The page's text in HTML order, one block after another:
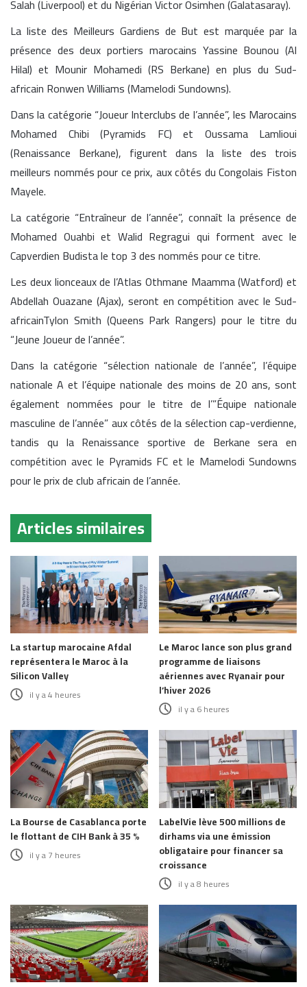
Salah (Liverpool) et du Nigérian Victor Osimhen (Galatasaray).
La liste des Meilleurs Gardiens de But est marquée par la
présence des deux portiers marocains Yassine Bounou (Al
Hilal) et Mounir Mohamedi (RS Berkane) en plus du Sud-
africain Ronwen Williams (Mamelodi Sundowns).
Dans la catégorie “Joueur Interclubs de l’année”, les Marocains
Mohamed Chibi (Pyramids FC) et Oussama Lamlioui
(Renaissance Berkane), figurent dans la liste des trois
meilleurs nommés pour ce prix, aux côtés du Congolais Fiston
Mayele.
La catégorie “Entraîneur de l’année”, connaît la présence de
Mohamed Ouahbi et Walid Regragui qui forment avec le
Capverdien Budista le top 3 des nommés pour ce titre.
Les deux lionceaux de l’Atlas Othmane Maamma (Watford) et
Abdellah Ouazane (Ajax), seront en compétition avec le Sud-
africainTylon Smith (Queens Park Rangers) pour le titre du
“Jeune Joueur de l’année”.
Dans la catégorie “sélection nationale de l’année”, l’équipe
nationale A et l’équipe nationale des moins de 20 ans, sont
également nommées pour le titre de l’”Équipe nationale
masculine de l’année” aux côtés de la sélection cap-verdienne,
tandis qu la Renaissance sportive de Berkane sera en
compétition avec le Pyramids FC et le Mamelodi Sundowns
pour le prix de club africain de l’année.
Articles similaires
La startup marocaine Afdal
représentera le Maroc à la
Silicon Valley
il y a 4 heures
Le Maroc lance son plus grand
programme de liaisons
aériennes avec Ryanair pour
l’hiver 2026
il y a 6 heures
La Bourse de Casablanca porte
le flottant de CIH Bank à 35 %
il y a 7 heures
LabelVie lève 500 millions de
dirhams via une émission
obligataire pour financer sa
croissance
il y a 8 heures